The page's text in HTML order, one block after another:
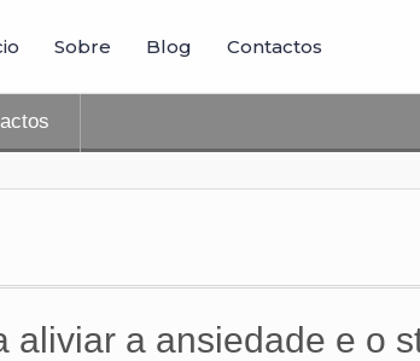
Sobre Blog Contactos
aliviar a ansiedade e o